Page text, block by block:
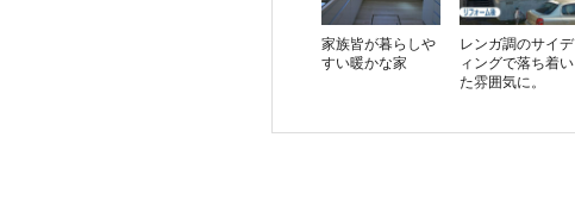
家族皆が暮らしや
すい暖かな家
レンガ調のサイデ
ィングで落ち着い
た雰囲気に。